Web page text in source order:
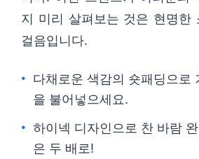
지 미리 살펴보는 것은 현명한
걸음입니다.
다채로운 색감의 숏패딩으로
을 불어넣으세요.
하이넥 디자인으로 찬 바람
은 두 배로!